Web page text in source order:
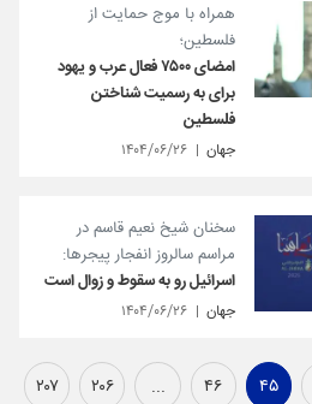
همراه با موج حمایت از
فلسطین؛
امضای ۷۵۰۰ فعال عرب و یهود
برای به رسمیت شناختن
فلسطین
جهان ۱۴۰۴/۰۶/۲۶
سخنان شیخ نعیم قاسم در
مراسم سالروز انفجار پیجرها:
اسرائیل رو به سقوط و زوال است
جهان ۱۴۰۴/۰۶/۲۶
۴۵ ۴۶ ... ۲۰۶ ۲۰۷